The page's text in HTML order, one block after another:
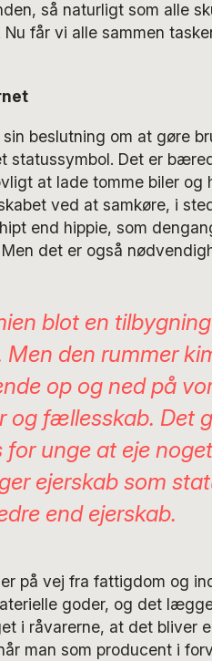
så naturligt som alle
får vi alle sammen
beslutning om at gøre
statussymbol. Det er
at lade tomme biler og
ved at samkøre, i
end hippie, som
det er også
blot en
den rummer
op og ned på
og fællesskab. Det
unge at eje
ejerskab som
end ejerskab.
på vej fra fattigdom og
goder, og det
i råvarerne, at det bliver
man som producent i